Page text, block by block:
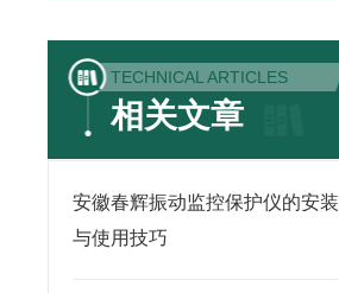
TECHNICAL ARTICLES
相关文章
安徽春辉振动监控保护仪的安装
与使用技巧